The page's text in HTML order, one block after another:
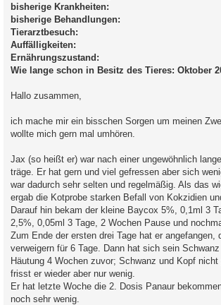
bisherige Krankheiten:
bisherige Behandlungen:
Tierarztbesuch:
Auffälligkeiten:
Ernährungszustand:
Wie lange schon in Besitz des Tieres: Oktober
Hallo zusammen,
ich mache mir ein bisschen Sorgen um meinen
wollte mich gern mal umhören.
Jax (so heißt er) war nach einer ungewöhnlich
träge. Er hat gern und viel gefressen aber sich
war dadurch sehr selten und regelmäßig. Als das
ergab die Kotprobe starken Befall von Kokzidien
Darauf hin bekam der kleine Baycox 5%, 0,1ml 3
2,5%, 0,05ml 3 Tage, 2 Wochen Pause und
Zum Ende der ersten drei Tage hat er angefangen,
verweigern für 6 Tage. Dann hat sich sein
Häutung 4 Wochen zuvor; Schwanz und Kopf
frisst er wieder aber nur wenig.
Er hat letzte Woche die 2. Dosis Panaur
noch sehr wenig.